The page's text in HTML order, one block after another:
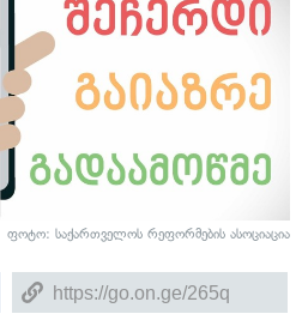
ფოტო: საქართველოს რეფორმების ასოციაცია